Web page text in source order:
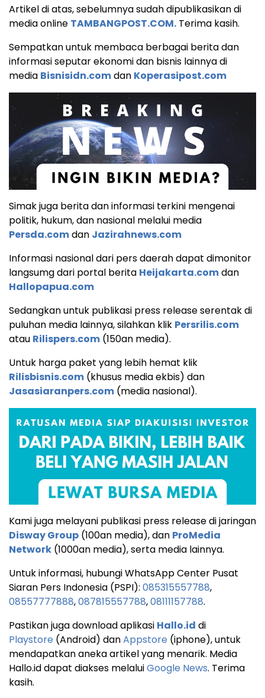
Artikel di atas, sebelumnya sudah dipublikasikan di
media online TAMBANGPOST.COM. Terima kasih.
Sempatkan untuk membaca berbagai berita dan
informasi seputar ekonomi dan bisnis lainnya di
media Bisnisidn.comdan Koperasipost.com
Simak juga berita dan informasi terkini mengenai
politik, hukum, dan nasional melalui media
Persda.comdan Jazirahnews.com
Informasi nasional dari pers daerah dapat dimonitor
langsumg dari portal berita Heijakarta.comdan
Hallopapua.com
Sedangkan untuk publikasi press release serentak di
puluhan media lainnya, silahkan klik Persrilis.com
atau Rilispers.com (150an media).
Untuk harga paket yang lebih hemat klik
Rilisbisnis.com (khusus media ekbis) dan
Jasasiaranpers.com (media nasional).
Kami juga melayani publikasi press release di jaringan
Disway Group (100an media), dan ProMedia
Network (1000an media), serta media lainnya.
Untuk informasi, hubungi WhatsApp Center Pusat
Siaran Pers Indonesia (PSPI): 085315557788,
08557777888,087815557788,08111157788.
Pastikan juga download aplikasi Hallo.id di
Playstore (Android) danAppstore (iphone), untuk
mendapatkan aneka artikel yang menarik. Media
Hallo.id dapat diakses melaluiGoogle News. Terima
kasih.